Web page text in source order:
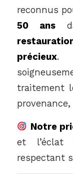
reconnus
50 ans
précieux.
traitement
Notre
et
respectant